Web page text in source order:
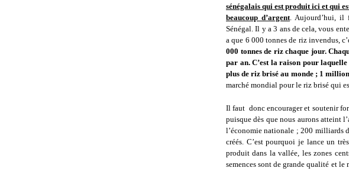
sénégalais qui est produit ici et qui
beaucoup d’argent. Aujourd’hui, il
Sénégal. Il y a 3 ans de cela, vous
a que 6 000 tonnes de riz invendus,
000 tonnes de riz chaque jour.
par an. C’est la raison pour
plus de riz brisé au monde ; 1 million
marché mondial pour le riz brisé qui
Il faut donc encourager et soutenir
puisque dès que nous aurons atteint
l’économie nationale ; 200 milliards
créés. C’est pourquoi je lance un
produit dans la vallée, les zones
semences sont de grande qualité et